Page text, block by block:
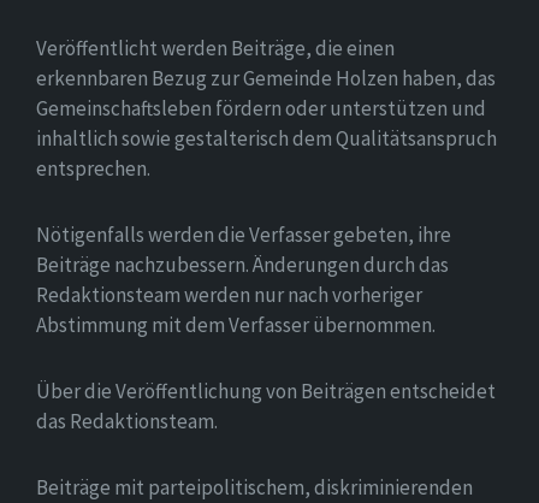
Veröffentlicht werden Beiträge, die einen
erkennbaren Bezug zur Gemeinde Holzen haben, das
Gemeinschaftsleben fördern oder unterstützen und
inhaltlich sowie gestalterisch dem Qualitätsanspruch
entsprechen.
Nötigenfalls werden die Verfasser gebeten, ihre
Beiträge nachzubessern. Änderungen durch das
Redaktionsteam werden nur nach vorheriger
Abstimmung mit dem Verfasser übernommen.
Über die Veröffentlichung von Beiträgen entscheidet
das Redaktionsteam.
Beiträge mit parteipolitischem, diskriminierenden